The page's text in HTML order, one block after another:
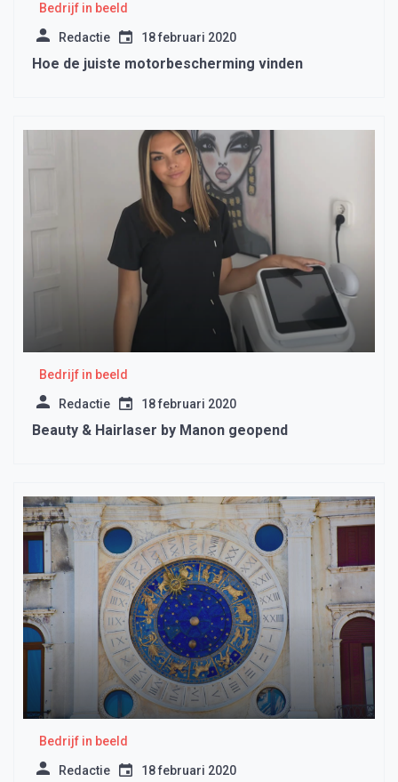
Bedrijf in beeld
Redactie 18 februari 2020
Hoe de juiste motorbescherming vinden
Bedrijf in beeld
Redactie 18 februari 2020
Beauty & Hairlaser by Manon geopend
Bedrijf in beeld
Redactie 18 februari 2020